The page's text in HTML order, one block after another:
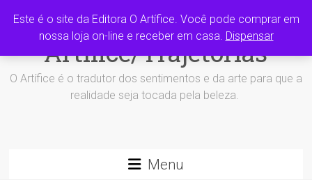
Este é o site da Editora O Artífice. Você pode comprar em
nossa loja on-line e receber em casa. Dispensar
Grupo editora O
Artífice/Trajetórias
O Artífice é o tradutor dos sentimentos e da arte para que a
realidade seja tocada pela beleza.
Menu